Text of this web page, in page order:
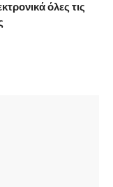
όλες τις